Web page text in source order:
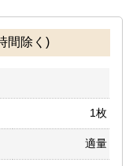
間除く)
1枚
適量